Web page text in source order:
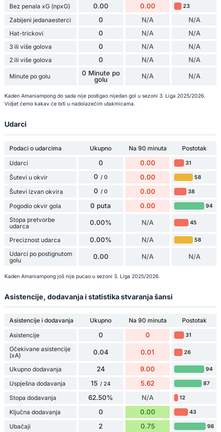
Bez penala xG (npxG) 0.00 0.00 23
Zabijeni jedanaesterci 0 N/A N/A
Hat-trickovi 0 N/A N/A
3 ili više golova 0 N/A N/A
2 ili više golova 0 N/A N/A
Minute po golu
0 Minute po
golu
N/A N/A
Kaden Amaniampong do sada nije postigao nijedan gol u sezoni 3. Liga 2025/2026.
Vidjet ćemo kakav će biti u nadolazećim utakmicama.
Udarci
Podaci o udarcima Ukupno Na 90 minuta
Postotak
Udarci
0 0.00 31
Šutevi u okvir 0 / 0 0.00 58
Šutevi izvan okvira 0 / 0 0.00 38
Pogodio okvir gola 0 puta 0.00 94
Stopa pretvorbe
udarca
0.00% N/A 45
Preciznost udarca 0.00% N/A 58
Udarci po postignutom
golu
0.00 N/A N/A
Kaden Amaniampong još nije pucao u sezoni 3. Liga 2025/2026.
Asistencije, dodavanja i statistika stvaranja šansi
Asistencije i dodavanja Ukupno Na 90 minuta
Postotak
Asistencije
0 0 31
Očekivane asistencije
(xA)
0.04 0.01 26
Ukupno dodavanja 24 9.00 94
Uspješna dodavanja 15 / 24 5.62 87
Stopa dodavanja 62.50% N/A 12
Ključna dodavanja 0 0.00 43
Ubačaji 2 0.75 98